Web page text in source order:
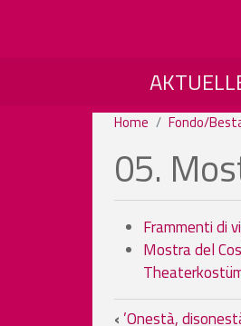
MAIN
Home Fondo/
05.
Frammenti di
Mostra del
Book
‹ ’Onestà,